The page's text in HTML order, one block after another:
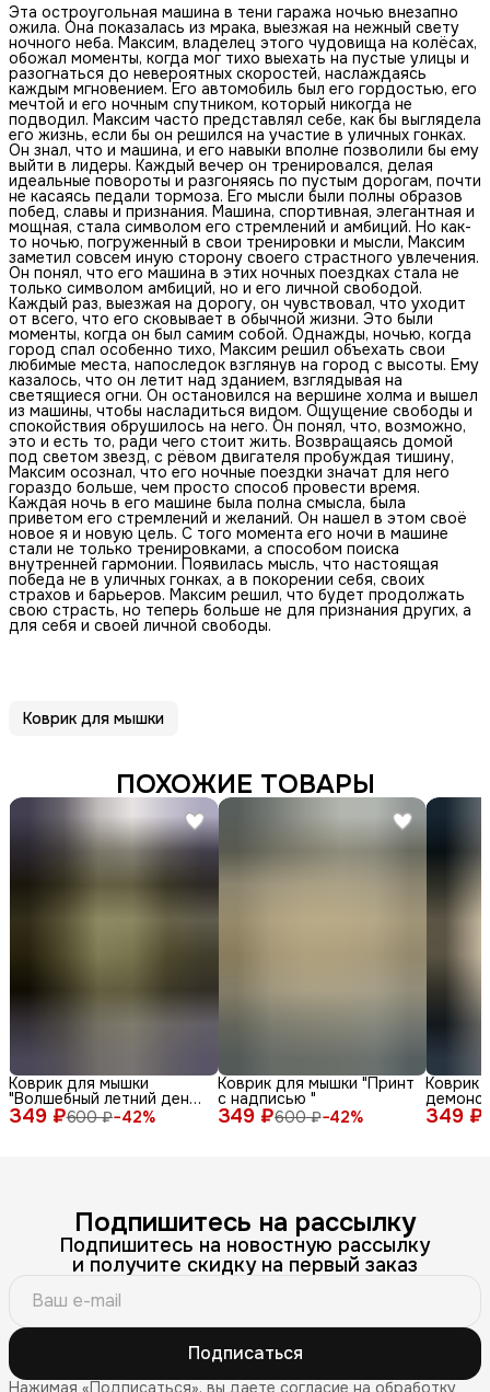
Эта остроугольная машина в тени гаража ночью внезапно
ожила. Она показалась из мрака, выезжая на нежный свету
ночного неба. Максим, владелец этого чудовища на колёсах,
обожал моменты, когда мог тихо выехать на пустые улицы и
разогнаться до невероятных скоростей, наслаждаясь
каждым мгновением. Его автомобиль был его гордостью, его
мечтой и его ночным спутником, который никогда не
подводил. Максим часто представлял себе, как бы выглядела
его жизнь, если бы он решился на участие в уличных гонках.
Он знал, что и машина, и его навыки вполне позволили бы ему
выйти в лидеры. Каждый вечер он тренировался, делая
идеальные повороты и разгоняясь по пустым дорогам, почти
не касаясь педали тормоза. Его мысли были полны образов
побед, славы и признания. Машина, спортивная, элегантная и
мощная, стала символом его стремлений и амбиций. Но как-
то ночью, погруженный в свои тренировки и мысли, Максим
заметил совсем иную сторону своего страстного увлечения.
Он понял, что его машина в этих ночных поездках стала не
только символом амбиций, но и его личной свободой.
Каждый раз, выезжая на дорогу, он чувствовал, что уходит
от всего, что его сковывает в обычной жизни. Это были
моменты, когда он был самим собой. Однажды, ночью, когда
город спал особенно тихо, Максим решил объехать свои
любимые места, напоследок взглянув на город с высоты. Ему
казалось, что он летит над зданием, взглядывая на
светящиеся огни. Он остановился на вершине холма и вышел
из машины, чтобы насладиться видом. Ощущение свободы и
спокойствия обрушилось на него. Он понял, что, возможно,
это и есть то, ради чего стоит жить. Возвращаясь домой
под светом звезд, с рёвом двигателя пробуждая тишину,
Максим осознал, что его ночные поездки значат для него
гораздо больше, чем просто способ провести время.
Каждая ночь в его машине была полна смысла, была
приветом его стремлений и желаний. Он нашел в этом своё
новое я и новую цель. С того момента его ночи в машине
стали не только тренировками, а способом поиска
внутренней гармонии. Появилась мысль, что настоящая
победа не в уличных гонках, а в покорении себя, своих
страхов и барьеров. Максим решил, что будет продолжать
свою страсть, но теперь больше не для признания других, а
для себя и своей личной свободы.
Коврик для мышки
ПОХОЖИЕ ТОВАРЫ
349 ₽600 ₽−42%
Коврик для мышки
"Волшебный летний день
с енотом среди ромашек
и бабочек"
349 ₽600 ₽−42%
Коврик для мышки "Принт
с надписью "
349 ₽
Коврик
лица и
Подпишитесь на рассылку
Подпишитесь на новостную рассылку
и получите скидку на первый заказ
Подписаться
Нажимая «Подписаться», вы даете согласие на обработку